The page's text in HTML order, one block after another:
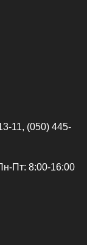
11, (050) 445-
Пн-Пт: 8:00-16:00